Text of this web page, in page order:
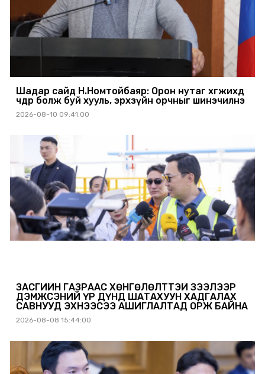
Шадар сайд Н.Номтойбаяр: Орон нутаг хөгжихөд
чөдөр болж буй хууль, эрхзүйн орчныг шинэчилнэ
2026-08-10 09:41:00
ЗАСГИЙН ГАЗРААС ХӨНГӨЛӨЛТТЭЙ ЗЭЭЛЭЭР
ДЭМЖСЭНИЙ ҮР ДҮНД ШАТАХУУН ХАДГАЛАХ
САВНУУД ЭХНЭЭСЭЭ АШИГЛАЛТАД ОРЖ БАЙНА
2026-08-08 15:44:00